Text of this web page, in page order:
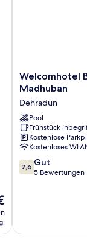
Welcomhotel
By
Hotels
Madhuban
Dehradun
Welcomhotel
Madhuban
Dehradun
Pool
Frühstück
Kostenlose
Kostenloses
7.6
von
7,6 Gut
5 Bewertungen